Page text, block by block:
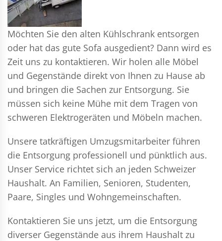
Möchten Sie den alten Kühlschrank entsorgen
oder hat das gute Sofa ausgedient? Dann wird es
Zeit uns zu kontaktieren. Wir holen alle Möbel
und Gegenstände direkt von Ihnen zu Hause ab
und bringen die Sachen zur Entsorgung. Sie
müssen sich keine Mühe mit dem Tragen von
schweren Elektrogeräten und Möbeln machen.
Unsere tatkräftigen Umzugsmitarbeiter führen
die Entsorgung professionell und pünktlich aus.
Unser Service richtet sich an jeden Schweizer
Haushalt. An Familien, Senioren, Studenten,
Paare, Singles und Wohngemeinschaften.
Kontaktieren Sie uns jetzt, um die Entsorgung
diverser Gegenstände aus ihrem Haushalt zu